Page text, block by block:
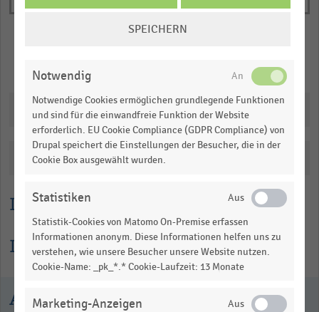
Lesehilfe
Informationen zur Statistik
View
data
Downloads
Katalogisierung
Ausgewählte Statistiken
SPEICHERN
Notwendig
Notwendige Cookies ermöglichen grundlegende Funktionen
und sind für die einwandfreie Funktion der Website
erforderlich. EU Cookie Compliance (GDPR Compliance) von
Drupal speichert die Einstellungen der Besucher, die in der
Cookie Box ausgewählt wurden.
Statistiken
Statistik-Cookies von Matomo On-Premise erfassen
Informationen anonym. Diese Informationen helfen uns zu
verstehen, wie unsere Besucher unsere Website nutzen.
Cookie-Name: _pk_*.* Cookie-Laufzeit: 13 Monate
Marketing-Anzeigen